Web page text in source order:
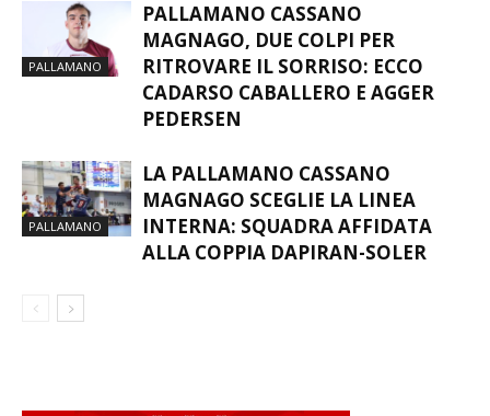
PALLAMANO
PALLAMANO CASSANO
MAGNAGO, DUE COLPI PER
RITROVARE IL SORRISO: ECCO
CADARSO CABALLERO E AGGER
PEDERSEN
PALLAMANO
LA PALLAMANO CASSANO
MAGNAGO SCEGLIE LA LINEA
INTERNA: SQUADRA AFFIDATA
ALLA COPPIA DAPIRAN-SOLER